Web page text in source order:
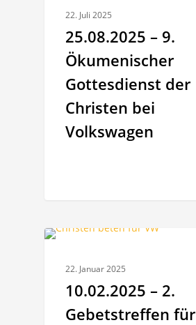
22. Juli 2025
25.08.2025 – 9.
Ökumenischer
Gottesdienst der
Christen bei
Volkswagen
22. Januar 2025
10.02.2025 – 2.
Gebetstreffen für